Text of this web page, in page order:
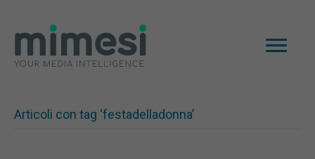
Articoli con tag ‘festadelladonna’